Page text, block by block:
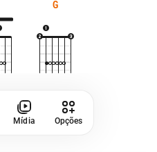
G
Mídia Opções